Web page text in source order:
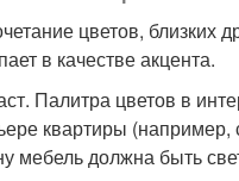
цветов, близких
в качестве акцента.
Палитра цветов в
квартиры
мебель должна быть